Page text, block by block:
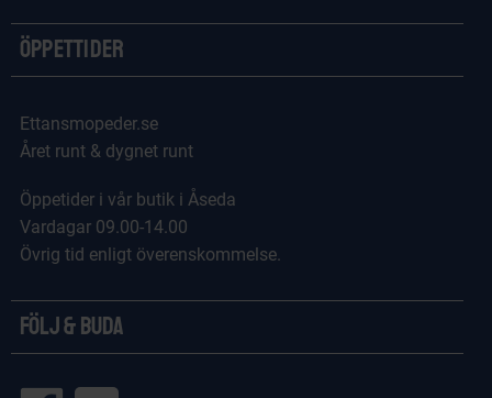
Öppettider
Ettansmopeder.se
Året runt & dygnet runt
Öppetider i vår butik i Åseda
Vardagar 09.00-14.00
Övrig tid enligt överenskommelse.
Följ & Buda